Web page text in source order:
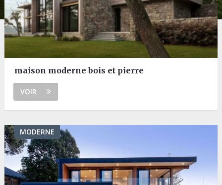
maison moderne bois et pierre
VOIR
MODERNE